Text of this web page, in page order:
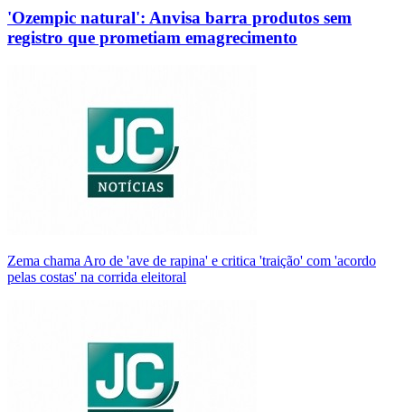
'Ozempic natural': Anvisa barra produtos sem
registro que prometiam emagrecimento
Zema chama Aro de 'ave de rapina' e critica 'traição' com 'acordo
pelas costas' na corrida eleitoral